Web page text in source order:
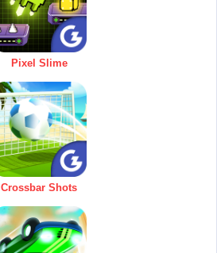
Pixel Slime
Crossbar Shots